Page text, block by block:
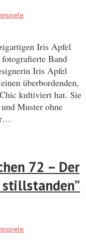
Iris Apfel
Band
Iris Apfel
überbordenden,
kultiviert hat. Sie
Muster ohne
72 – Der
stillstanden”